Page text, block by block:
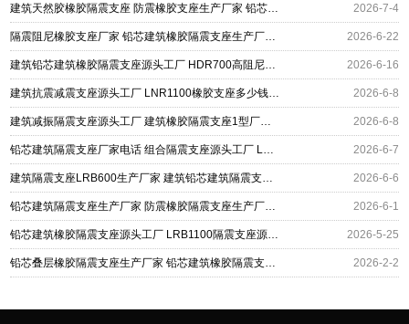
建筑天然胶橡胶隔震支座 防震橡胶支座生产厂家 铅芯建筑隔震支座厂家 2026-7-4
隔震阻尼橡胶支座厂家 铅芯建筑橡胶隔震支座生产厂家 高阻尼变刚度支座多少钱 2026-6-22
建筑铅芯建筑橡胶隔震支座源头工厂 HDR700高阻尼支座 建筑小型隔震支座 2026-6-16
建筑抗震减震支座源头工厂 LNR1100橡胶支座多少钱 铅芯建筑隔震支座厂家电话 2026-6-8
建筑减振隔震支座源头工厂 建筑橡胶隔震支座1型厂家 铅芯建筑橡胶隔震支座多少钱 2026-6-8
铅芯建筑隔震支座厂家电话 组合隔震支座源头工厂 LNR900橡胶支座生产厂家 2026-6-7
建筑隔震支座LRB600生产厂家 建筑铅芯建筑隔震支座 建筑铅芯减震隔震支座源头工厂 2026-6-6
铅芯建筑隔震支座生产厂家 防震橡胶隔震支座生产厂家 防震橡胶支座生产厂家 2026-6-1
铅芯建筑橡胶隔震支座源头工厂 LRB1100隔震支座源头工厂 LNR300天然橡胶支座多少钱 2026-5-25
铅芯叠层橡胶隔震支座生产厂家 铅芯建筑橡胶隔震支座源头工厂 房建橡胶隔震支座源头工厂 2026-2-2